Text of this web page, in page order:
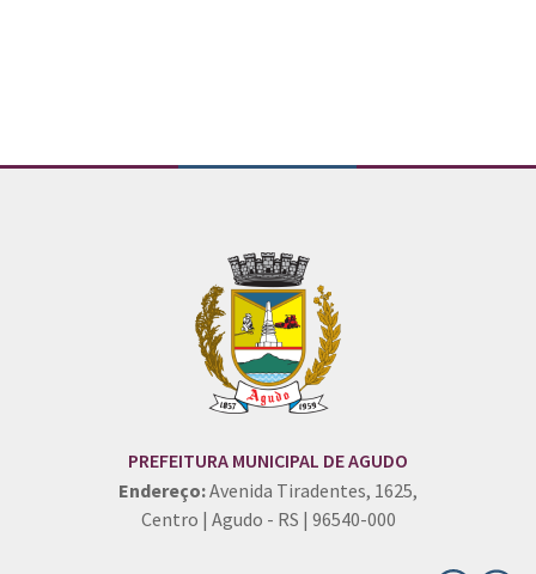
PREFEITURA MUNICIPAL DE AGUDO
Endereço:Avenida Tiradentes, 1625,
Centro | Agudo - RS | 96540-000